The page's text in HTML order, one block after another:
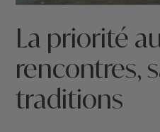
La priorité
rencontres,
traditions